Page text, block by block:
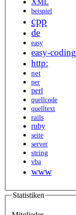
XML
beispiel
cpp
de
easy
easy-coding
http:
net
per
perl
quellcode
quelltext
rails
ruby
seite
server
string
vba
www
Statistiken